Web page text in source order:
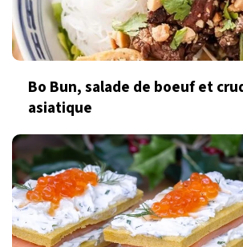
Bo Bun, salade de boeuf et
asiatique